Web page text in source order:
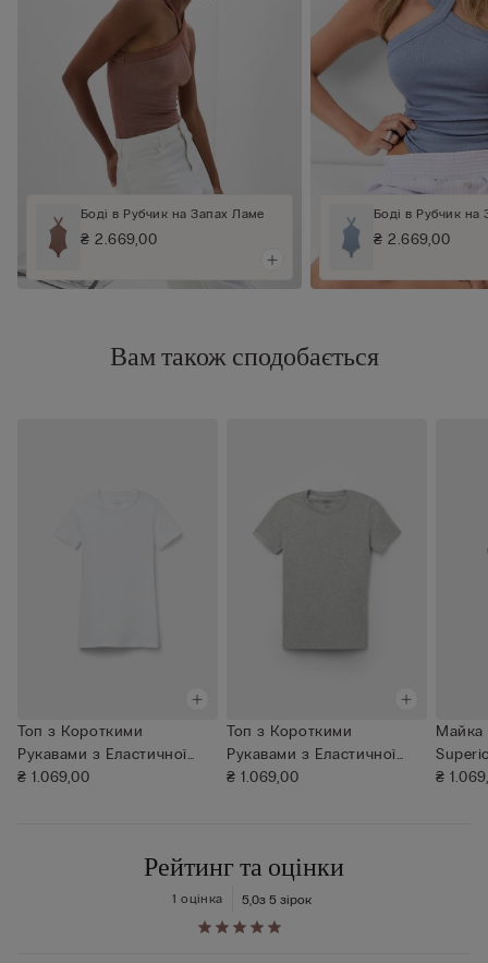
Боді в Рубчик на Запах Ламе
₴ 2.669,00
Боді в Рубчик на
₴ 2.669,00
Вам також сподобається
Топ з Короткими
Рукавами з Еластичної
Бавовни Supe...
₴ 1.069,00
Топ з Короткими
Рукавами з Еластичної
Бавовни Supe...
₴ 1.069,00
Майка
₴
Рейтинг та оцінки
5,0з 5 зірок
1 оцінка